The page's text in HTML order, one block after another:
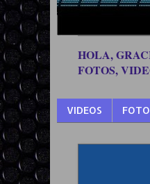
HOLA,
FOTOS,
VIDEOS